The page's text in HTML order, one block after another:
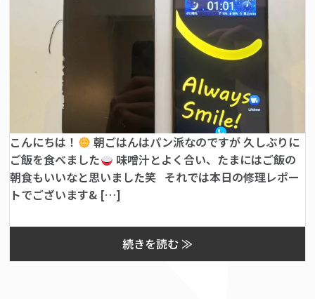
こんにちは！
朝ごはんはパン派なのですが 久しぶりに
ご飯を食べました
味噌汁とよく合い、たまにはご飯の
朝食もいいなと思いました笑 それでは本日の修理レポー
トでございます& […]
続きを読む ≫